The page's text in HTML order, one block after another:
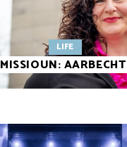
LIFE
MISSIOUN: AARBECHT